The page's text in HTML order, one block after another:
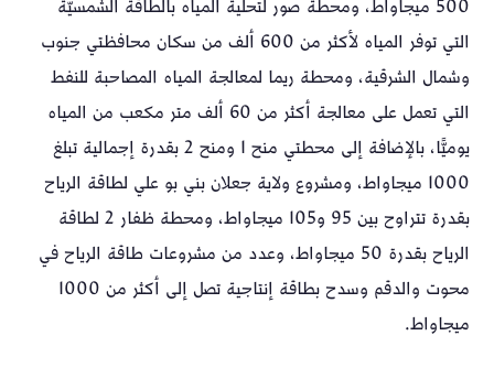
500 ميجاواط، ومحطة صور لتحلية المياه بالطاقة الشمسيّة
التي توفر المياه لأكثر من 600 ألف من سكان محافظتي جنوب
وشمال الشرقية، ومحطة ريما لمعالجة المياه المصاحبة للنفط
التي تعمل على معالجة أكثر من 60 ألف متر مكعب من المياه
يوميًّا، بالإضافة إلى محطتي منح 1 ومنح 2 بقدرة إجمالية تبلغ
1000 ميجاواط، ومشروع ولاية جعلان بني بو علي لطاقة الرياح
بقدرة تتراوح بين 95 و105 ميجاواط، ومحطة ظفار 2 لطاقة
الرياح بقدرة 50 ميجاواط، وعدد من مشروعات طاقة الرياح في
محوت والدقم وسدح بطاقة إنتاجية تصل إلى أكثر من 1000
ميجاواط.